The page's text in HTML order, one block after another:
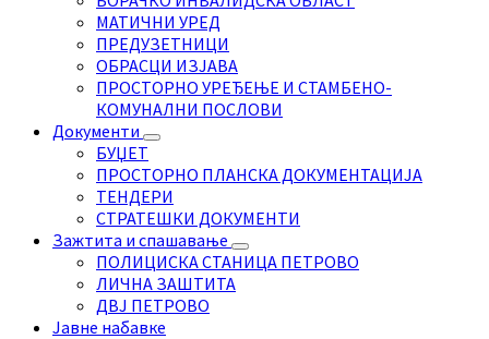
МАТИЧНИ УРЕД
ПРЕДУЗЕТНИЦИ
ОБРАСЦИ ИЗЈАВА
ПРОСТОРНО УРЕЂЕЊЕ И СТАМБЕНО-
КОМУНАЛНИ ПОСЛОВИ
Документи
БУЏЕТ
ПРОСТОРНО ПЛАНСКА ДОКУМЕНТАЦИЈА
ТЕНДЕРИ
СТРАТЕШКИ ДОКУМЕНТИ
Зажтита и спашавање
ПОЛИЦИСКА СТАНИЦА ПЕТРОВО
ЛИЧНА ЗАШТИТА
ДВЈ ПЕТРОВО
Јавне набавке